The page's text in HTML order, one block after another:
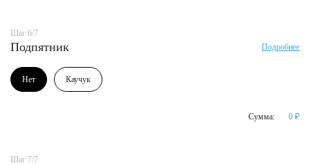
Шаг 6/7
Подпятник Подробнее
Нет Каучук
Сумма: 0 ₽
Шаг 7/7